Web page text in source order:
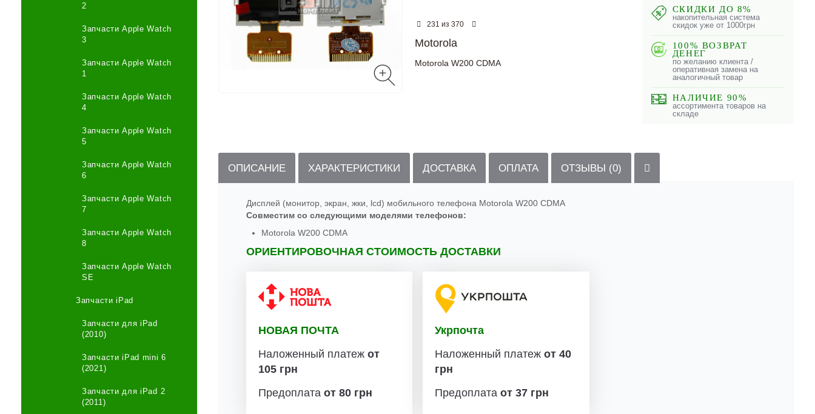
2
Запчасти Apple Watch
3
Запчасти Apple Watch
1
Запчасти Apple Watch
4
Запчасти Apple Watch
5
Запчасти Apple Watch
6
Запчасти Apple Watch
7
Запчасти Apple Watch
8
Запчасти Apple Watch
SE
Запчасти iPad
Запчасти для iPad
(2010)
Запчасти iPad mini 6
(2021)
Запчасти для iPad 2
(2011)
231 из 370
Motorola
Motorola W200 CDMA
СКИДКИ ДО 8%
накопительная система
скидок уже от 1000грн
100% ВОЗВРАТ
ДЕНЕГ
по желанию клиента /
оперативная замена на
аналогичный товар
НАЛИЧИЕ 90%
ассортимента товаров на
складе
ОПИСАНИЕ ХАРАКТЕРИСТИКИ ДОСТАВКА ОПЛАТА ОТЗЫВЫ (0)
Дисплей (монитор, экран, жки, lcd) мобильного телефона Motorola W200 CDMA
Совместим со следующими моделями телефонов:
Motorola W200 CDMA
ОРИЕНТИРОВОЧНАЯ СТОИМОСТЬ ДОСТАВКИ
НОВАЯ ПОЧТА
Наложенный платеж от
105 грн
Предоплата от 80 грн
Укрпочта
Наложенный платежот 40
грн
Предоплатаот 37 грн